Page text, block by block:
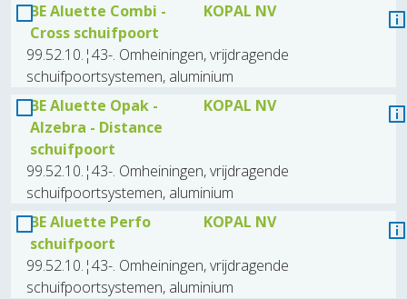
BE Aluette Combi -
Cross schuifpoort
KOPAL NV
99.52.10.¦43-. Omheiningen, vrijdragende
schuifpoortsystemen, aluminium
BE Aluette Opak -
Alzebra - Distance
schuifpoort
KOPAL NV
99.52.10.¦43-. Omheiningen, vrijdragende
schuifpoortsystemen, aluminium
BE Aluette Perfo
schuifpoort
KOPAL NV
99.52.10.¦43-. Omheiningen, vrijdragende
schuifpoortsystemen, aluminium